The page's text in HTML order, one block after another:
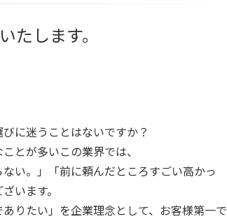
たします。
に迷うことはないですか？
とが多いこの業界では、
ない。」「前に頼んだところすごい高かっ
います。
ありたい」を企業理念として、お客様第一で